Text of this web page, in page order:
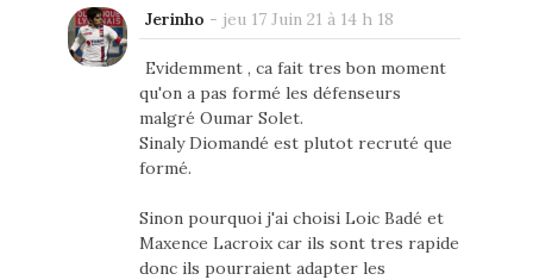
Jerinho - jeu 17 Juin 21 à 14 h 18
Evidemment , ca fait tres bon moment
qu'on a pas formé les défenseurs
malgré Oumar Solet.
Sinaly Diomandé est plutot recruté que
formé.
Sinon pourquoi j'ai choisi Loic Badé et
Maxence Lacroix car ils sont tres rapide
donc ils pourraient adapter les